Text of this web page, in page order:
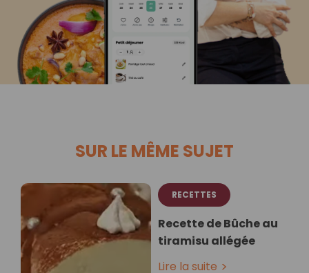
SUR LE MÊME SUJET
RECETTES
Recette de Bûche au
tiramisu allégée
Lire la suite